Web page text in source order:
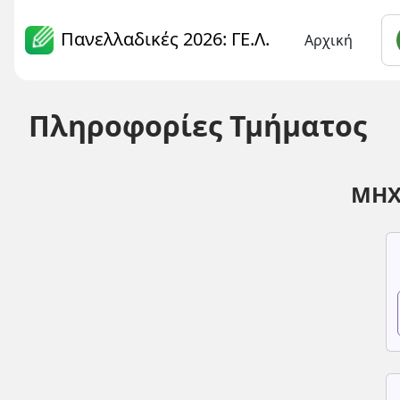
Πανελλαδικές 2026: ΓΕ.Λ. Αρχική
Πληροφορίες Τμήματος